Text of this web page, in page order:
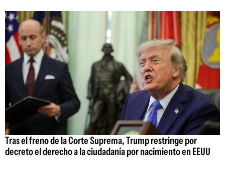
Tras el freno de la Corte Suprema, Trump restringe por
decreto el derecho a la ciudadanía por nacimiento en EEUU